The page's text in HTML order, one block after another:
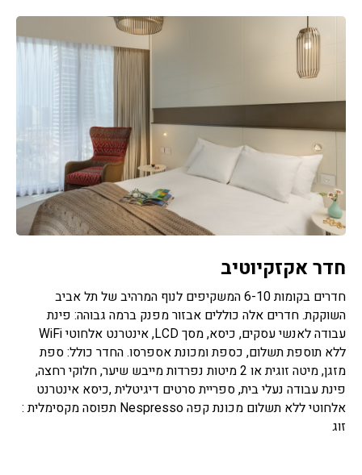
חדר אקזקיוטיב
חדרים בקומות 6-10 המשקיפים לנוף המרהיב של תל אביב
השוקקת. חדרים אלה כוללים אבזור מפנק ברמה גבוהה: פינת
עבודה לאנשי עסקים, כיסא, מסך LCD, אינטרנט אלחוטי WiFi
ללא תוספת תשלום, כספת ומכונת אספרסו. החדר כולל: ספת
מזגן, מיטה זוגית או 2 מיטות נפרדות מייבש שיער, חלוקי רחצה,
פינת עבודה נעלי בית, ספריית סרטים דיגיטלית ,כיסא אינטרנט
אלחוטי ללא תשלום מכונת קפה Nespresso תפוסה מקסימלית :
זוג